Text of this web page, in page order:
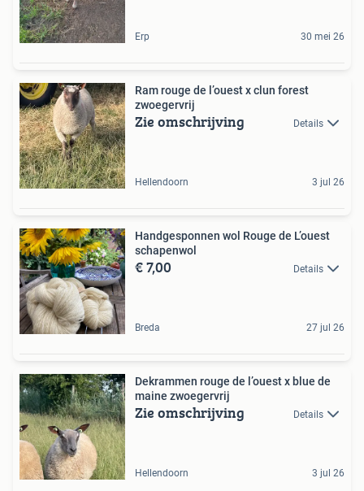
Erp 30 mei 26
Ram rouge de l’ouest x clun forest
zwoegervrij
Zie omschrijving Details
Hellendoorn 3 jul 26
Handgesponnen wol Rouge de L’ouest
schapenwol
€ 7,00 Details
Breda 27 jul 26
Dekrammen rouge de l’ouest x blue de
maine zwoegervrij
Zie omschrijving Details
Hellendoorn 3 jul 26